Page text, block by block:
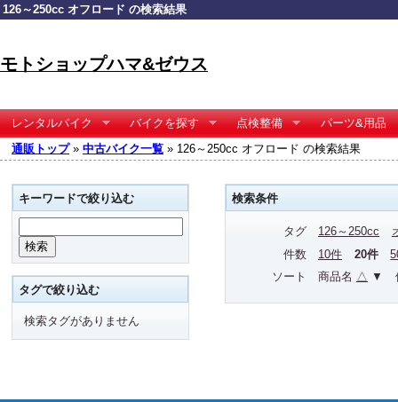
126～250cc オフロード の検索結果
モトショップハマ&ゼウス
レンタルバイク バイクを探す 点検整備
パーツ&用品
通販トップ» 中古バイク一覧 » 126～250cc オフロード の検索結果
検索条件
タグ 126～250cc
件数
10件 20件
ソート
商品名 △ ▼
キーワードで絞り込む
タグで絞り込む
検索タグがありません